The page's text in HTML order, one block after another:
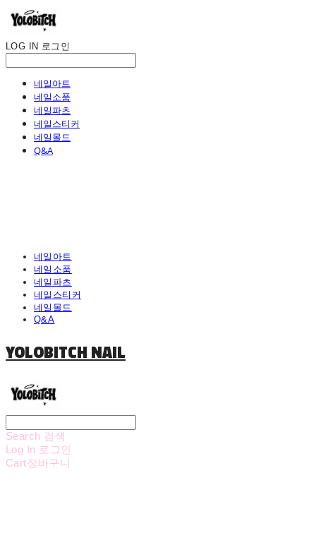
LOG IN 로그인
네일아트
네일소품
네일파츠
네일스티커
네일몰드
Q&A
네일아트
네일소품
네일파츠
네일스티커
네일몰드
Q&A
YOLOBITCH NAIL
Search 검색
Log In 로그인
Cart장바구니